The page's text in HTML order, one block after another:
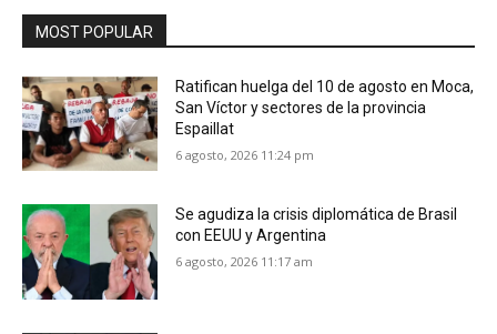
MOST POPULAR
Ratifican huelga del 10 de agosto en Moca,
San Víctor y sectores de la provincia
Espaillat
6 agosto, 2026 11:24 pm
Se agudiza la crisis diplomática de Brasil
con EEUU y Argentina
6 agosto, 2026 11:17 am